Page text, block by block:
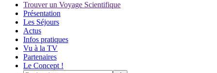
Trouver un Voyage Scientifique
Présentation
Les Séjours
Actus
Infos pratiques
Vu à la TV
Partenaires
Le Concept !